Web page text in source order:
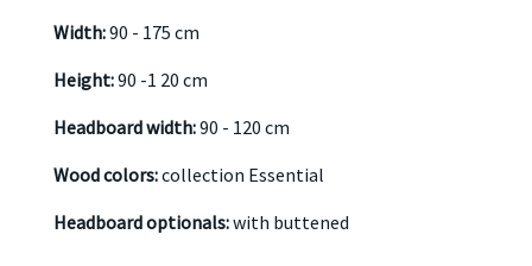
Width:90 - 175 cm
Height:90 -1 20 cm
Headboard width:90 - 120 cm
Wood colors:collection Essential
Headboard optionals:with buttened